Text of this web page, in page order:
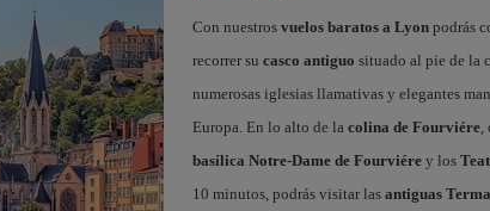
Con nuestros vuelos baratos a Lyonpodrás
recorrer su casco antiguo situado al pie de la
numerosas iglesias llamativas y elegantes
Europa. En lo alto de la colina de Fourviére,
basílica Notre-Dame de Fourviérey los
10 minutos, podrás visitar las antiguas